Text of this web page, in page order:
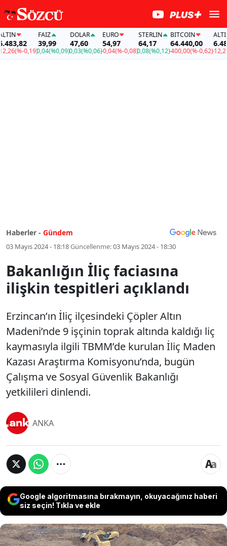
(%-0,19)
39,99
0,04(%0,09)
DOLAR
47,60
0,03(%0,06)
EURO
54,97
-0,04(%-0,08)
STERLIN
64,17
0,08(%0,12)
BITCOIN
64.440,00
-400,00(%-0,62)
ALTIN
-12,26
Haberler - Gündem
03 Mayıs 2024 - 18:18Güncellenme:03 Mayıs 2024 - 18:30
Bakanlığın İliç faciasına
ilişkin tespitleri açıklandı
Erzincan’ın İliç ilçesindeki Çöpler Altın
Madeni’nde 9 işçinin toprak altında kaldığı liç
kaymasıyla ilgili TBMM’de kurulan İliç Maden
Kazası Araştırma Komisyonu’nda, bugün
Çalışma ve Sosyal Güvenlik Bakanlığı
yetkilileri dinlendi.
ANKA
Google algoritmasına bırakmayın, okuyacağınız haberi
siz seçin! Tıkla ve ekle